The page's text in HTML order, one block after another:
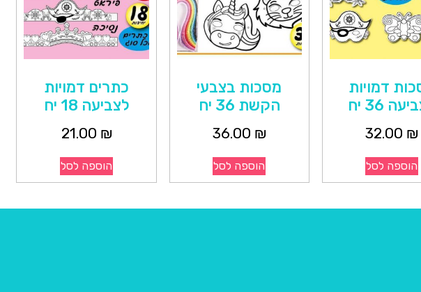
דמויות
36 יח
32.00 ₪
הוספה לסל
מסכות בצבעי
הקשת 36 יח
36.00 ₪
הוספה לסל
כתרים דמויות
לצביעה 18 יח
21.00 ₪
הוספה לסל